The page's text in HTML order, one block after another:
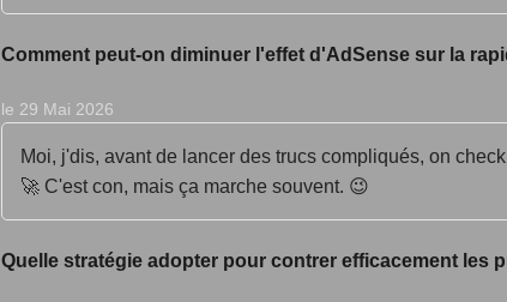
Comment peut-on diminuer l'effet d'AdSense sur la
le 29 Mai 2026
Moi, j'dis, avant de lancer des trucs compliqués, on
🚀 C'est con, mais ça marche souvent. 😉
Quelle stratégie adopter pour contrer efficacement les